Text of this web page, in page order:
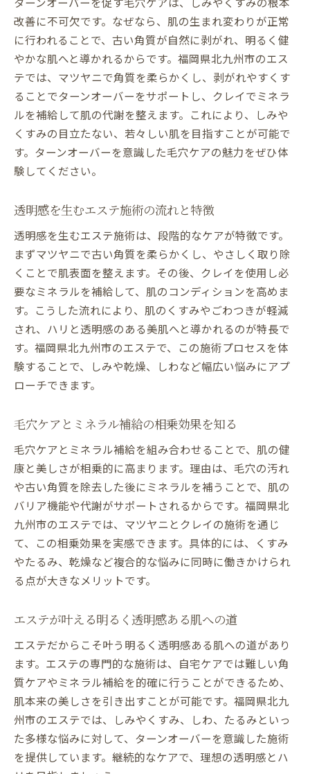
改善に不可欠です。なぜなら、肌の生まれ変わりが正常
に行われることで、古い角質が自然に剥がれ、明るく健
やかな肌へと導かれるからです。福岡県北九州市のエス
テでは、マツヤニで角質を柔らかくし、剥がれやすくす
ることでターンオーバーをサポートし、クレイでミネラ
ルを補給して肌の代謝を整えます。これにより、しみや
くすみの目立たない、若々しい肌を目指すことが可能で
す。ターンオーバーを意識した毛穴ケアの魅力をぜひ体
験してください。
透明感を生むエステ施術の流れと特徴
透明感を生むエステ施術は、段階的なケアが特徴です。
まずマツヤニで古い角質を柔らかくし、やさしく取り除
くことで肌表面を整えます。その後、クレイを使用し必
要なミネラルを補給して、肌のコンディションを高めま
す。こうした流れにより、肌のくすみやごわつきが軽減
され、ハリと透明感のある美肌へと導かれるのが特長で
す。福岡県北九州市のエステで、この施術プロセスを体
験することで、しみや乾燥、しわなど幅広い悩みにアプ
ローチできます。
毛穴ケアとミネラル補給の相乗効果を知る
毛穴ケアとミネラル補給を組み合わせることで、肌の健
康と美しさが相乗的に高まります。理由は、毛穴の汚れ
や古い角質を除去した後にミネラルを補うことで、肌の
バリア機能や代謝がサポートされるからです。福岡県北
九州市のエステでは、マツヤニとクレイの施術を通じ
て、この相乗効果を実感できます。具体的には、くすみ
やたるみ、乾燥など複合的な悩みに同時に働きかけられ
る点が大きなメリットです。
エステが叶える明るく透明感ある肌への道
エステだからこそ叶う明るく透明感ある肌への道があり
ます。エステの専門的な施術は、自宅ケアでは難しい角
質ケアやミネラル補給を的確に行うことができるため、
肌本来の美しさを引き出すことが可能です。福岡県北九
州市のエステでは、しみやくすみ、しわ、たるみといっ
た多様な悩みに対して、ターンオーバーを意識した施術
を提供しています。継続的なケアで、理想の透明感とハ